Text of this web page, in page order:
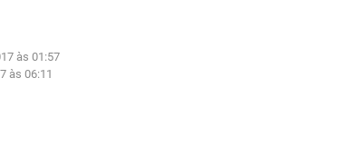
às 01:57
às 06:11